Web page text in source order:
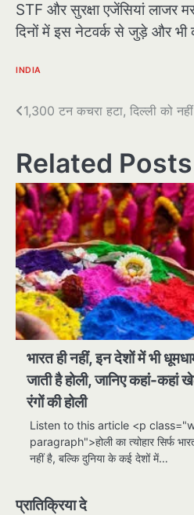
STF और सुरक्षा एजेंसियां लाजर
दिनों में इस नेटवर्क से जुड़े और
INDIA
पोस्ट
1,300 टन कचरा हटा, दिल्ली को
Related Posts
भारत ही नहीं, इन देशों में भी
जाती है होली, जानिए कहां-कहां
रंगों की होली
Listen to this article <p
paragraph">होली का त्योहार सिर्फ
नहीं है, बल्कि दुनिया के कई देशों में…
प्रातिक्रिया दे